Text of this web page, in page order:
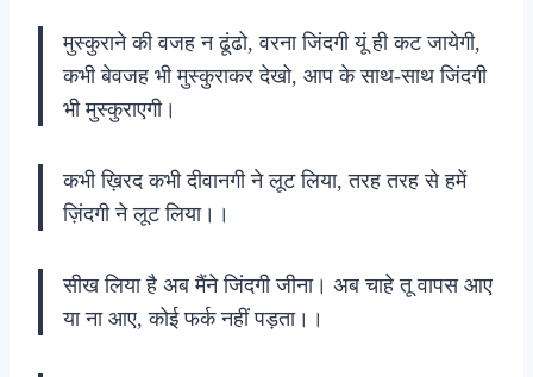
मुस्कुराने की वजह न ढूंढो, वरना जिंदगी यूं ही कट जायेगी,
कभी बेवजह भी मुस्कुराकर देखो, आप के साथ-साथ जिंदगी
भी मुस्कुराएगी।
कभी ख़िरद कभी दीवानगी ने लूट लिया, तरह तरह से हमें
ज़िंदगी ने लूट लिया।।
सीख लिया है अब मैंने जिंदगी जीना। अब चाहे तू वापस आए
या ना आए, कोई फर्क नहीं पड़ता।।